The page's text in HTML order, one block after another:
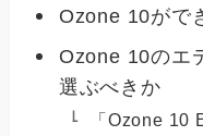
Ozone 10がで
Ozone 10のエ
選ぶべきか
「Ozone 10